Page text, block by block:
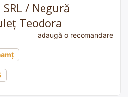
/ Negură
Teodora
adaugă o recomandare